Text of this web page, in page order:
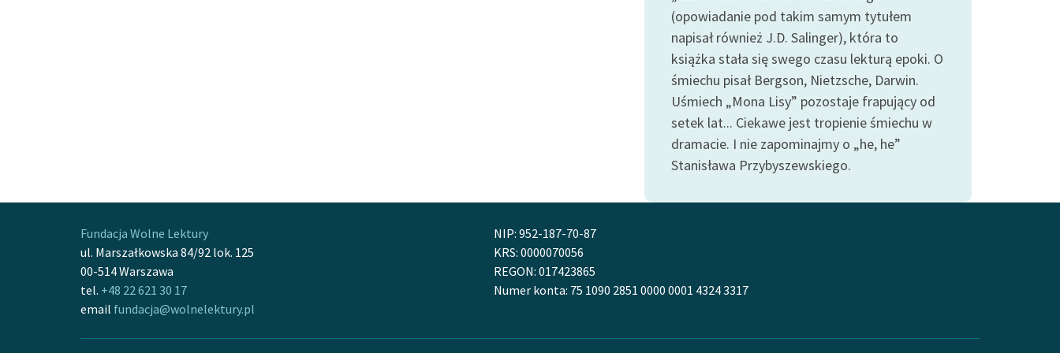
(opowiadanie pod takim samym tytułem
napisał również J.D. Salinger), która to
książka stała się swego czasu lekturą epoki. O
śmiechu pisał Bergson, Nietzsche, Darwin.
Uśmiech „Mona Lisy” pozostaje frapujący od
setek lat... Ciekawe jest tropienie śmiechu w
dramacie. I nie zapominajmy o „he, he”
Stanisława Przybyszewskiego.
Fundacja Wolne Lektury
ul. Marszałkowska 84/92 lok. 125
00-514 Warszawa
tel. +48 22 621 30 17
email fundacja@wolnelektury.pl
NIP: 952-187-70-87
KRS: 0000070056
REGON: 017423865
Numer konta: 75 1090 2851 0000 0001 4324 3317